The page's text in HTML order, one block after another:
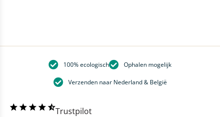
100% ecologisch Ophalen mogelijk
Verzenden naar Nederland & België
Trustpilot